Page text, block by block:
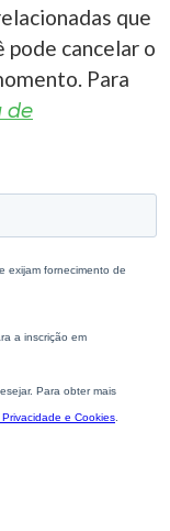
que
pode cancelar o
Para
de